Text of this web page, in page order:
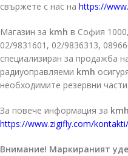
свържете с нас на https://
Магазин за kmh в София
02/9831601, 02/9836313,
специализиран за продажба
радиуоправляеми kmh
необходимите резервни части.
За повече информация за kmh
https://www.zigifly.com/kontakti/
Внимание! Маркираният